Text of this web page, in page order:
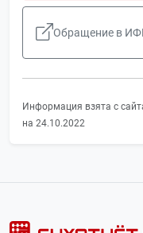
Обращение в
Информация взята с
на 24.10.2022